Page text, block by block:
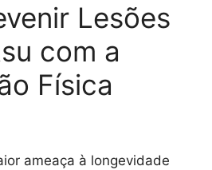
Lesões
com a
Física
ameaça à longevidade